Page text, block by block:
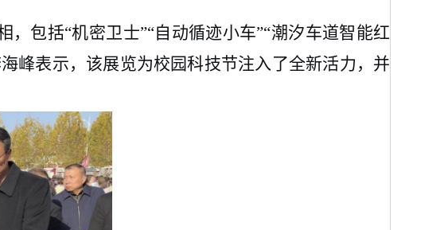
包括“机密卫士”“自动循迹小车”“潮汐车道智能红
峰表示，该展览为校园科技节注入了全新活力，并